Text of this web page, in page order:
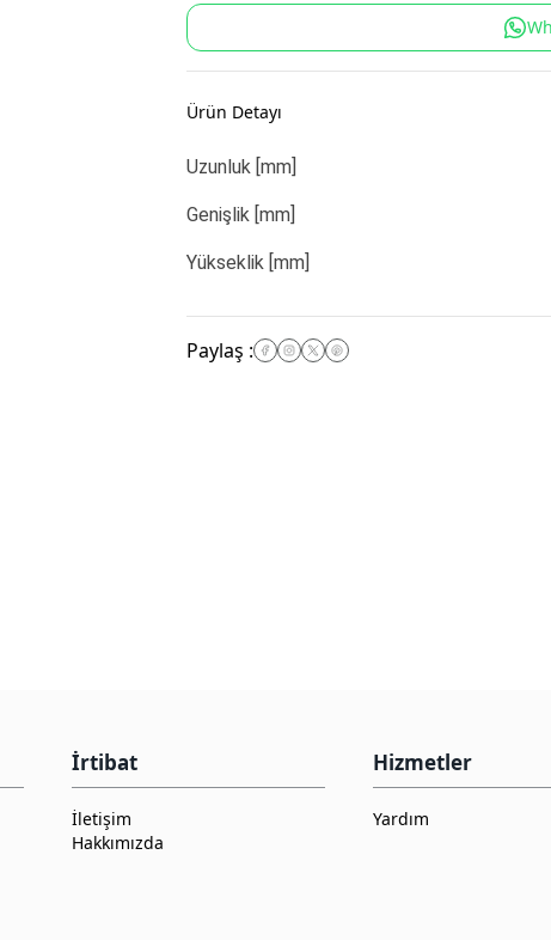
Ürün Detayı
Uzunluk [mm]
Genişlik [mm]
Yükseklik [mm]
Paylaş :
İrtibat
İletişim
Hakkımızda
Hizmetler
Yardım